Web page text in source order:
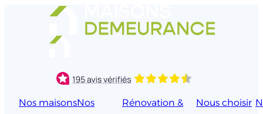
Nos maisonsNos
Rénovation &
Nous choisir